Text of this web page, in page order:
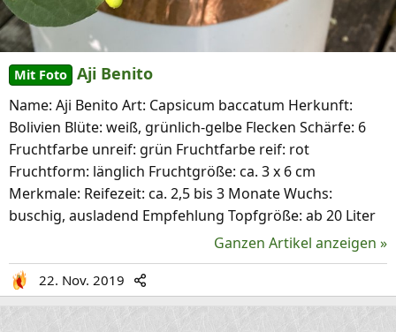
Mit Foto Aji Benito
Name: Aji Benito Art: Capsicum baccatum Herkunft:
Bolivien Blüte: weiß, grünlich-gelbe Flecken Schärfe: 6
Fruchtfarbe unreif: grün Fruchtfarbe reif: rot
Fruchtform: länglich Fruchtgröße: ca. 3 x 6 cm
Merkmale: Reifezeit: ca. 2,5 bis 3 Monate Wuchs:
buschig, ausladend Empfehlung Topfgröße: ab 20 Liter
Ganzen Artikel anzeigen »
22. Nov. 2019